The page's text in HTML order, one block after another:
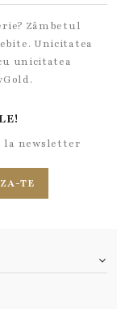
Zâmbetul
Unicitatea
unicitatea
la newsletter
TE